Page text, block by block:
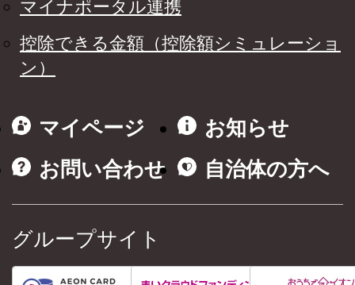
マイナポータル連携
控除できる金額（控除額シミュレーショ
ン）
マイページ
お知らせ
お問い合わせ
自治体の方へ
グループサイト